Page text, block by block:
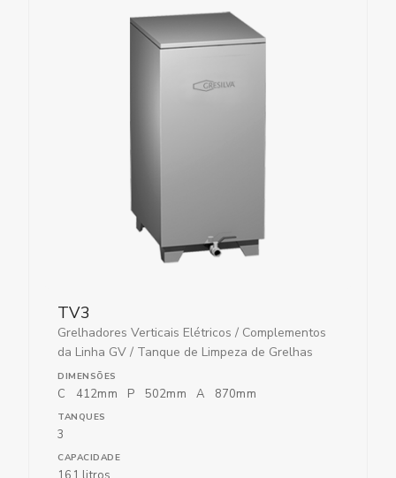
TV3
Grelhadores Verticais Elétricos / Complementos
da Linha GV / Tanque de Limpeza de Grelhas
DIMENSÕES
C 412mm P 502mm A 870mm
TANQUES
3
CAPACIDADE